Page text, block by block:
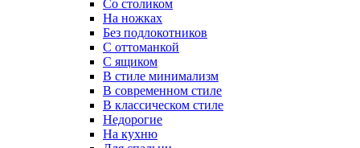
Со столиком
На ножках
Без подлокотников
С оттоманкой
С ящиком
В стиле минимализм
В современном стиле
В классическом стиле
Недорогие
На кухню